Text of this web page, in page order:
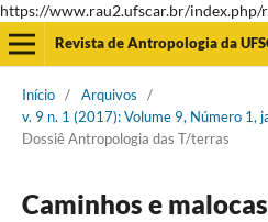
https://www.rau2.ufscar.br/index.php/
Revista de Antropologia da
Início / Arquivos
/
v. 9 n. 1 (2017): Volume 9, Número 1,
Dossiê Antropologia das T/terras
Caminhos e malocas